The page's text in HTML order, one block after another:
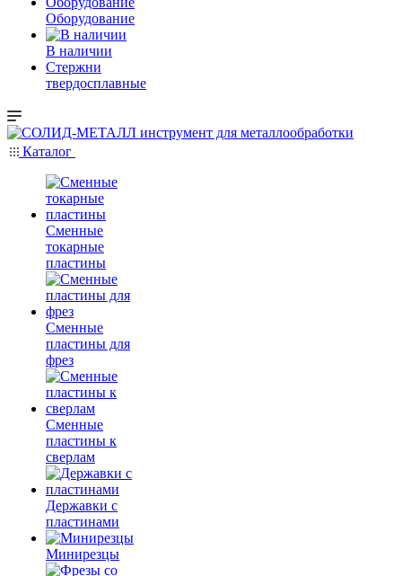
Оборудование
В наличии
Стержни
твердосплавные
Каталог
Сменные
токарные
пластины
Сменные
пластины для
фрез
Сменные
пластины к
сверлам
Державки с
пластинами
Минирезцы